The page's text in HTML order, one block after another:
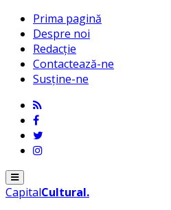
Prima pagină
Despre noi
Redacție
Contactează-ne
Susține-ne
Menu
CapitalCultural.